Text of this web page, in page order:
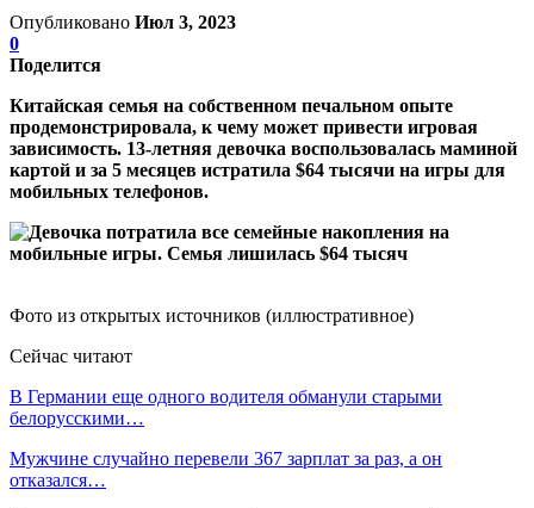
Опубликовано Июл 3, 2023
0
Поделится
Китайская семья на собственном печальном опыте
продемонстрировала, к чему может привести игровая
зависимость. 13-летняя девочка воспользовалась маминой
картой и за 5 месяцев истратила $64 тысячи на игры для
мобильных телефонов.
Фото из открытых источников (иллюстративное)
Сейчас читают
В Германии еще одного водителя обманули старыми
белорусскими…
Мужчине случайно перевели 367 зарплат за раз, а он
отказался…